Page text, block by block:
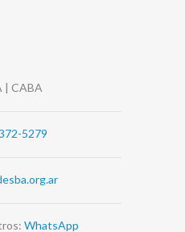
| CABA
5279
WhatsApp